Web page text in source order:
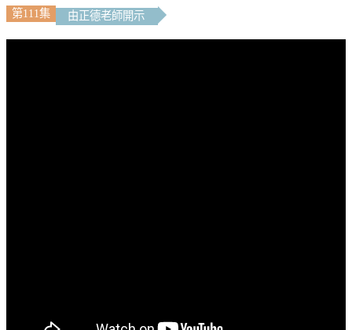
第111集 由正德老師開示
期間，必須經歷的分段生死，直到最後成佛，都不會離開